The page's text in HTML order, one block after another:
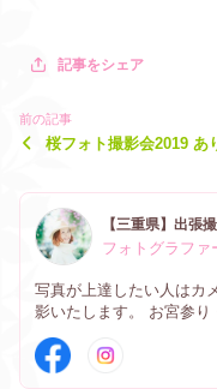
記事をシェア
前の記事
桜フォト撮影会2019 あ
フォトグラファ
写真が上達したい人はカ
影いたします。 お宮参り・前撮り・七五三・成人式・プロフィー
ル写真・企業撮影・人物
撮影やカメラレッスンの